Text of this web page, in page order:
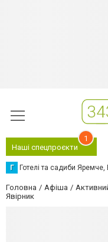
Наші спецпроєкти
1
Г Готелі та садиби
Головна Афіша
Явірник